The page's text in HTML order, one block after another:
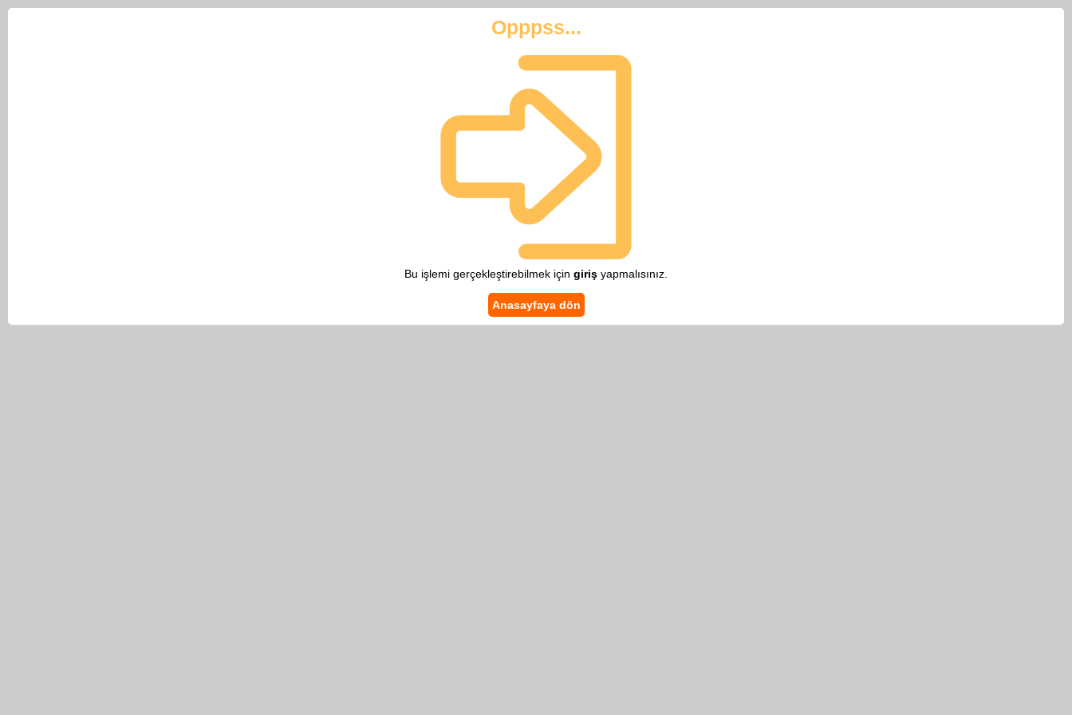
Opppss...
Bu işlemi gerçekleştirebilmek için giriş yapmalısınız.
Anasayfaya dön